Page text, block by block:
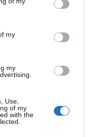
its third-party tags to
in below Google
my
my
Use,
of my
with the